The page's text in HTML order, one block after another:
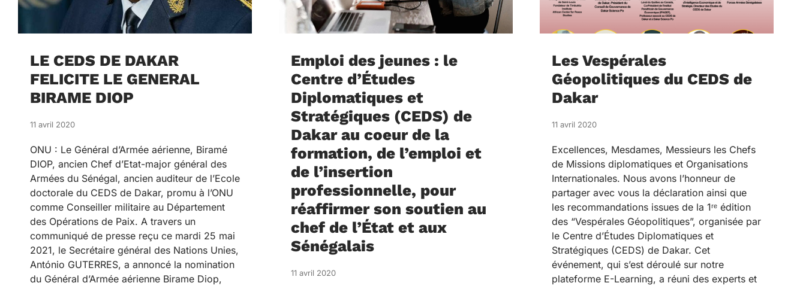
LE CEDS DE DAKAR
FELICITE LE GENERAL
BIRAME DIOP
11 avril 2020
ONU : Le Général d’Armée aérienne, Biramé
DIOP, ancien Chef d’Etat-major général des
Armées du Sénégal, ancien auditeur de l’Ecole
doctorale du CEDS de Dakar, promu à l’ONU
comme Conseiller militaire au Département
des Opérations de Paix. A travers un
communiqué de presse reçu ce mardi 25 mai
2021, le Secrétaire général des Nations Unies,
António GUTERRES, a annoncé la nomination
du Général d’Armée aérienne Birame Diop,
Emploi des jeunes : le
Centre d’Études
Diplomatiques et
Stratégiques (CEDS) de
Dakar au coeur de la
formation, de l’emploi et
de l’insertion
professionnelle, pour
réaffirmer son soutien au
chef de l’État et aux
Sénégalais
11 avril 2020
Les Vespérales
Géopolitiques du CEDS de
Dakar
11 avril 2020
Excellences, Mesdames, Messieurs les Chefs
de Missions diplomatiques et Organisations
Internationales. Nous avons l’honneur de
partager avec vous la déclaration ainsi que
les recommandations issues de la 1ʳᵉ édition
des “Vespérales Géopolitiques”, organisée par
le Centre d’Études Diplomatiques et
Stratégiques (CEDS) de Dakar. Cet
événement, qui s’est déroulé sur notre
plateforme E-Learning, a réuni des experts et